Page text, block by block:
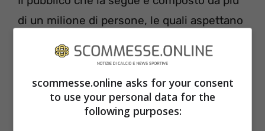
di un milione di persone, le quali aspettano
sperare di non chiudere la giornata senza
vedere una sua foto. Alle volte, quando
meno ce lo si aspetta, ecco chela
magnifica Guendalina
fa capolino. E
scommesse.online asks for your consent
to use your personal data for the
following purposes: